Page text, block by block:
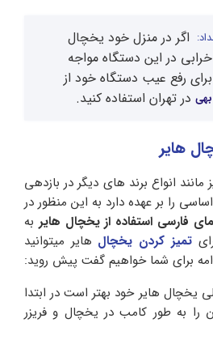
اگر در منزل خود یخچال
خرابی در این دستگاه مواجه
رفع عیب دستگاه خود از
در تهران استفاده کنید.
هایر
انواع برند های دیگر در بازدهی
را بر عهده دارد به این منظور در
فارسی استفاده از یخچال هایر به
تمیز کردن یخچال هایر میتوانید
برای شما خواهیم گفت پیش روید:
یخچال هایر خود بهتر است در ابتدا
را به طور کامب در یخچال و فریزر